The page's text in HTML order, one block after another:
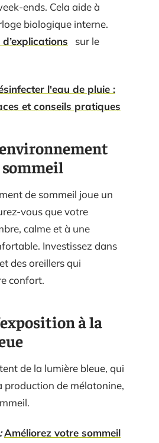
ends. Cela aide à
biologique interne.
sur le
l'eau de pluie :
et conseils pratiques
de sommeil joue un
vous que votre
calme et à une
Investissez dans
des oreillers qui
confort.
à la
de la lumière bleue, qui
production de mélatonine,
Améliorez votre sommeil